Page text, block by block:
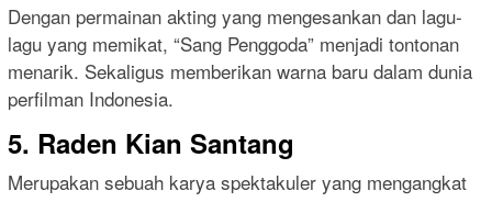
Dengan permainan akting yang mengesankan dan lagu-
lagu yang memikat, “Sang Penggoda” menjadi tontonan
menarik. Sekaligus memberikan warna baru dalam dunia
perfilman Indonesia.
5. Raden Kian Santang
Merupakan sebuah karya spektakuler yang mengangkat